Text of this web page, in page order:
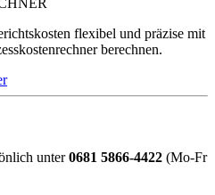
flexibel und präzise mit
berechnen.
unter0681 5866-4422 (Mo-Fr